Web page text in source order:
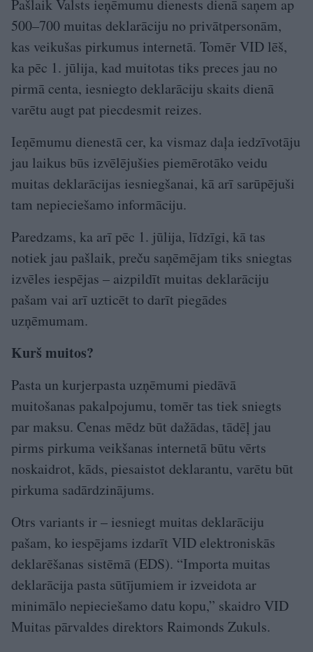
Pašlaik Valsts ieņēmumu dienests dienā saņem ap
500–700 muitas deklarāciju no privātpersonām,
kas veikušas pirkumus internetā. Tomēr VID lēš,
ka pēc 1. jūlija, kad muitotas tiks preces jau no
pirmā centa, iesniegto deklarāciju skaits dienā
varētu augt pat piecdesmit reizes.
Ieņēmumu dienestā cer, ka vismaz daļa iedzīvotāju
jau laikus būs izvēlējušies piemērotāko veidu
muitas deklarācijas iesniegšanai, kā arī sarūpējuši
tam nepieciešamo informāciju.
Paredzams, ka arī pēc 1. jūlija, līdzīgi, kā tas
notiek jau pašlaik, preču saņēmējam tiks sniegtas
izvēles iespējas – aizpildīt muitas deklarāciju
pašam vai arī uzticēt to darīt piegādes
uzņēmumam.
Kurš muitos?
Pasta un kurjerpasta uzņēmumi piedāvā
muitošanas pakalpojumu, tomēr tas tiek sniegts
par maksu. Cenas mēdz būt dažādas, tādēļ jau
pirms pirkuma veikšanas internetā būtu vērts
noskaidrot, kāds, piesaistot deklarantu, varētu būt
pirkuma sadārdzinājums.
Otrs variants ir – iesniegt muitas deklarāciju
pašam, ko iespējams izdarīt VID elektroniskās
deklarēšanas sistēmā (EDS). “Importa muitas
deklarācija pasta sūtījumiem ir izveidota ar
minimālo nepieciešamo datu kopu,” skaidro VID
Muitas pārvaldes direktors Raimonds Zukuls.